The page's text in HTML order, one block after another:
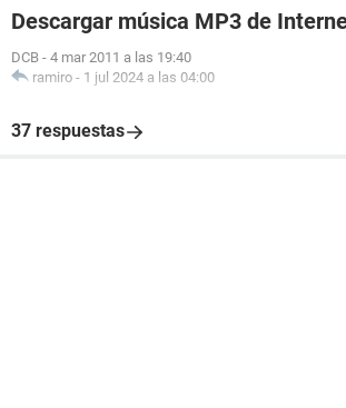
Descargar música MP3 de
DCB - 4 mar 2011 a las 19:40
ramiro - 1 jul 2024 a las 04:00
37 respuestas